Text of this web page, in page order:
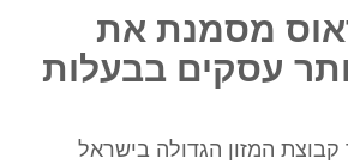
מסמנת את
עסקים בבעלות
המזון הגדולה בישראל